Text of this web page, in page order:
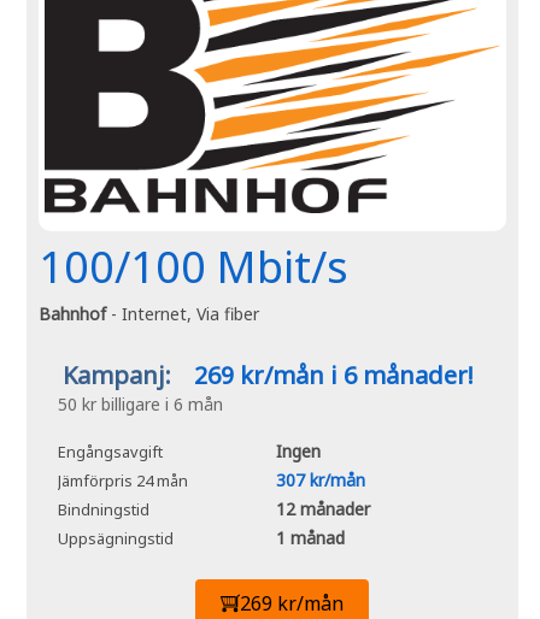
100/100 Mbit/s
Bahnhof- Internet, Via fiber
Kampanj: 269 kr/mån i 6 månader!
50 kr billigare i 6 mån
Engångsavgift Ingen
Jämförpris 24 mån 307 kr/mån
Bindningstid 12 månader
Uppsägningstid 1 månad
269 kr/mån